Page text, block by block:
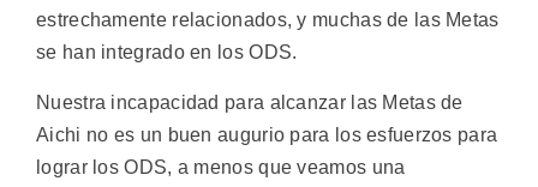
estrechamente relacionados, y muchas de las Metas
se han integrado en los ODS.
Nuestra incapacidad para alcanzar las Metas de
Aichi no es un buen augurio para los esfuerzos para
lograr los ODS, a menos que veamos una